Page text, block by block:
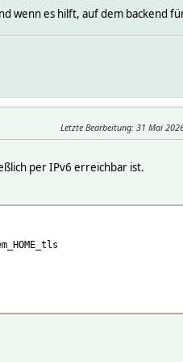
wenn es hilft, auf dem backend
Letzte Bearbeitung: 31 Mai
per IPv6 erreichbar ist.